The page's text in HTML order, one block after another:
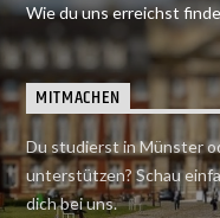
Wie du uns erreichst
MITMACHEN
Du studierst in Münster
unterstützen? Schau
dich bei uns.